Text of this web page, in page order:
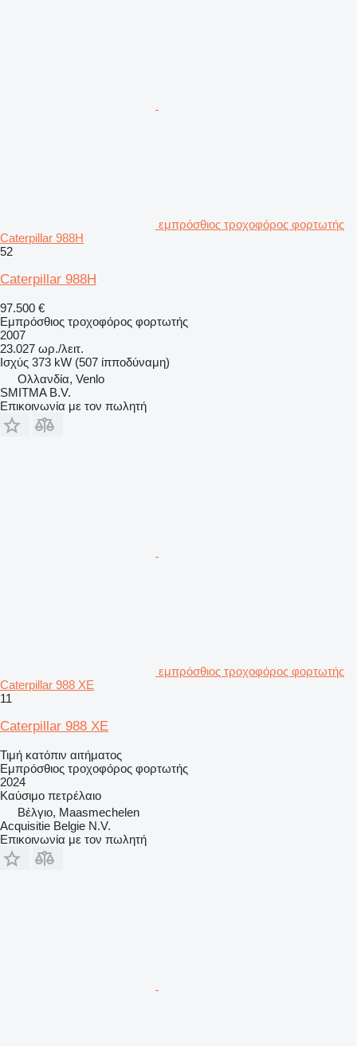
εμπρόσθιος τροχοφόρος φορτωτής
Caterpillar 988H
52
Caterpillar 988H
97.500 €
Εμπρόσθιος τροχοφόρος φορτωτής
2007
23.027 ωρ./λειτ.
Ισχύς 373 kW (507 ίπποδύναμη)
Ολλανδία, Venlo
SMITMA B.V.
Επικοινωνία με τον πωλητή
εμπρόσθιος τροχοφόρος φορτωτής
Caterpillar 988 XE
11
Caterpillar 988 XE
Τιμή κατόπιν αιτήματος
Εμπρόσθιος τροχοφόρος φορτωτής
2024
Καύσιμο πετρέλαιο
Βέλγιο, Maasmechelen
Acquisitie Belgie N.V.
Επικοινωνία με τον πωλητή